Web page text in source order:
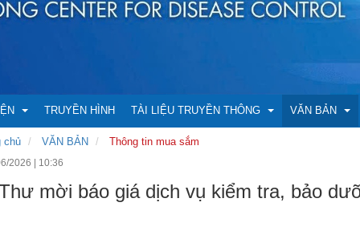
XINĐOÀN THỂ
TRUYỀN HÌNH TÀI LIỆU TRUYỀN THÔNG
Bản tin Y tế
VĂN BẢN
Thông tin
chủ VĂN BẢN Thông tin mua sắm
2026 | 10:36
mời báo giá dịch vụ kiểm tra, bảo